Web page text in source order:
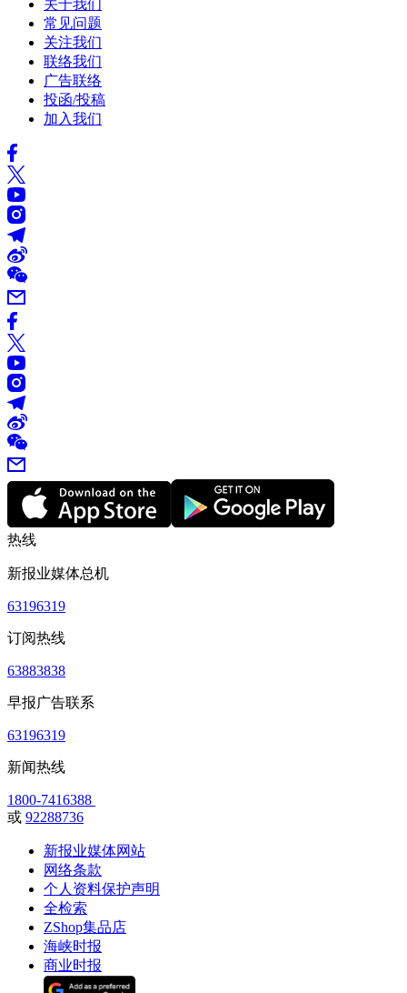
关于我们
常见问题
关注我们
联络我们
广告联络
投函/投稿
加入我们
热线
新报业媒体总机
63196319
订阅热线
63883838
早报广告联系
63196319
新闻热线
1800-7416388
或 92288736
新报业媒体网站
网络条款
个人资料保护声明
全检索
ZShop集品店
海峡时报
商业时报